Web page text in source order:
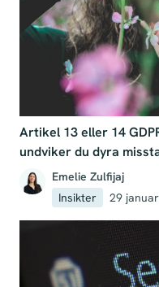
Artikel 13 eller 14
undviker du dyra
Emelie Zulfijaj
Insikter
29